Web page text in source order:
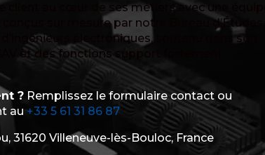
client au cœur de ses métiers avec une équipe
sur mesure par notre Bureau d’Études,
électroniques, soutenu dans son
et des fonctions support fortement
?Remplissez le formulaire contact ou
au+33 5 61 31 86 87
31620 Villeneuve-lès-Bouloc, France